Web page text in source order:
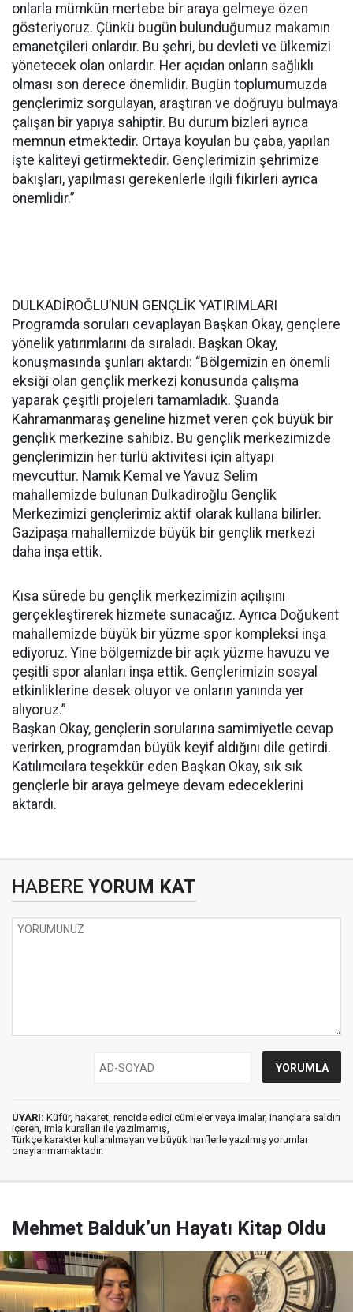
onlarla mümkün mertebe bir araya gelmeye özen
gösteriyoruz. Çünkü bugün bulunduğumuz makamın
emanetçileri onlardır. Bu şehri, bu devleti ve ülkemizi
yönetecek olan onlardır. Her açıdan onların sağlıklı
olması son derece önemlidir. Bugün toplumumuzda
gençlerimiz sorgulayan, araştıran ve doğruyu bulmaya
çalışan bir yapıya sahiptir. Bu durum bizleri ayrıca
memnun etmektedir. Ortaya koyulan bu çaba, yapılan
işte kaliteyi getirmektedir. Gençlerimizin şehrimize
bakışları, yapılması gerekenlerle ilgili fikirleri ayrıca
önemlidir.”
DULKADİROĞLU’NUN GENÇLİK YATIRIMLARI
Programda soruları cevaplayan Başkan Okay, gençlere
yönelik yatırımlarını da sıraladı. Başkan Okay,
konuşmasında şunları aktardı: “Bölgemizin en önemli
eksiği olan gençlik merkezi konusunda çalışma
yaparak çeşitli projeleri tamamladık. Şuanda
Kahramanmaraş geneline hizmet veren çok büyük bir
gençlik merkezine sahibiz. Bu gençlik merkezimizde
gençlerimizin her türlü aktivitesi için altyapı
mevcuttur. Namık Kemal ve Yavuz Selim
mahallemizde bulunan Dulkadiroğlu Gençlik
Merkezimizi gençlerimiz aktif olarak kullana bilirler.
Gazipaşa mahallemizde büyük bir gençlik merkezi
daha inşa ettik.
Kısa sürede bu gençlik merkezimizin açılışını
gerçekleştirerek hizmete sunacağız. Ayrıca Doğukent
mahallemizde büyük bir yüzme spor kompleksi inşa
ediyoruz. Yine bölgemizde bir açık yüzme havuzu ve
çeşitli spor alanları inşa ettik. Gençlerimizin sosyal
etkinliklerine desek oluyor ve onların yanında yer
alıyoruz.”
Başkan Okay, gençlerin sorularına samimiyetle cevap
verirken, programdan büyük keyif aldığını dile getirdi.
Katılımcılara teşekkür eden Başkan Okay, sık sık
gençlerle bir araya gelmeye devam edeceklerini
aktardı.
HABERE YORUM KAT
UYARI: Küfür, hakaret, rencide edici cümleler veya imalar, inançlara saldırı
içeren, imla kuralları ile yazılmamış,
Türkçe karakter kullanılmayan ve büyük harflerle yazılmış yorumlar
onaylanmamaktadır.
Mehmet Balduk’un Hayatı Kitap Oldu